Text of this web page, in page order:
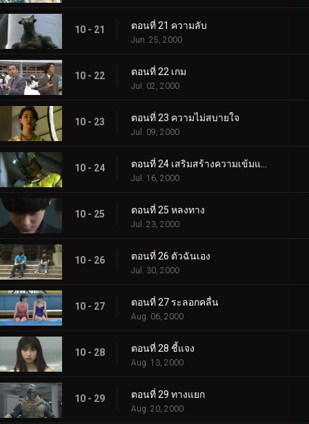
10 - 21 ตอนที่ 21 ความลับ
Jun. 25, 2000
10 - 22 ตอนที่ 22 เกม
Jul. 02, 2000
10 - 23 ตอนที่ 23 ความไม่สบายใจ
Jul. 09, 2000
10 - 24
Jul. 16, 2000
10 - 25 ตอนที่ 25 หลงทาง
Jul. 23, 2000
10 - 26 ตอนที่ 26 ตัวฉันเอง
Jul. 30, 2000
10 - 27 ตอนที่ 27 ระลอกคลื่น
Aug. 06, 2000
10 - 28 ตอนที่ 28 ชี้แจง
Aug. 13, 2000
10 - 29 ตอนที่ 29 ทางแยก
Aug. 20, 2000